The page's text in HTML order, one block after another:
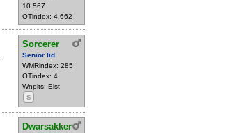
10.567
OTindex: 4.662
Sorcerer
Senior lid
WMRindex: 285
OTindex: 4
Wnplts: Elst
S
Dwarsakker